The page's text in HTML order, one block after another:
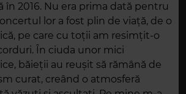
în 2016. Nu era prima dată pentru
lor a fost plin de viață, de o
pe care cu toții am resimțit-o
În ciuda unor mici
băieții au reușit să rămână de
curat, creând o atmosferă